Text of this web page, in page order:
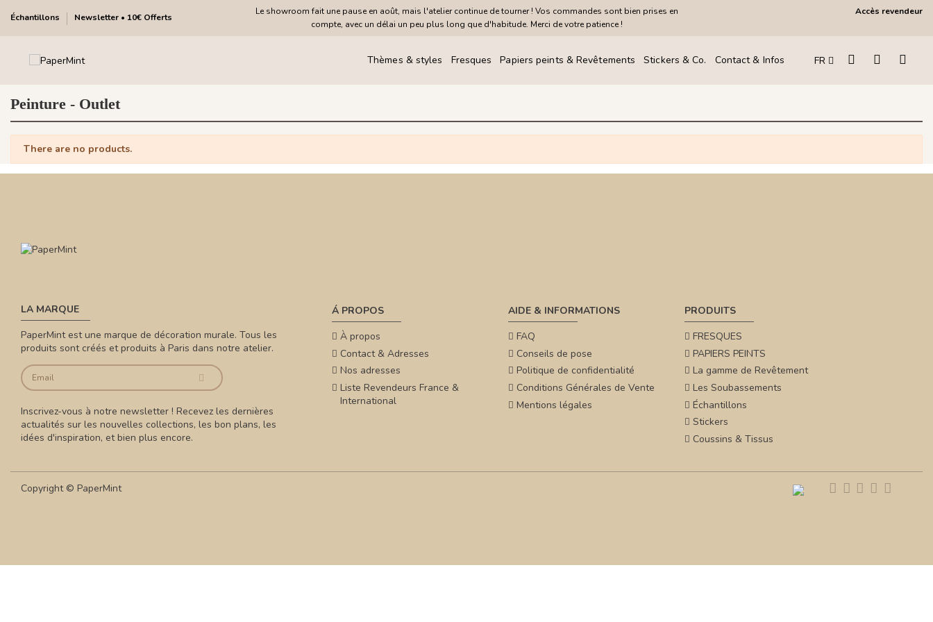
Échantillons Newsletter • 10€ Offerts
Le showroom fait une pause en août, mais l'atelier continue de tourner ! Vos commandes sont bien prises en
compte, avec un délai un peu plus long que d'habitude. Merci de votre patience !
Accès revendeur
Thèmes & styles Fresques Papiers peints & Revêtements Stickers & Co. Contact & Infos FR
Peinture - Outlet
There are no products.
LA MARQUE
PaperMint est une marque de décoration murale. Tous les
produits sont créés et produits à Paris dans notre atelier.
Inscrivez-vous à notre newsletter ! Recevez les dernières
actualités sur les nouvelles collections, les bon plans, les
idées d'inspiration, et bien plus encore.
Á PROPOS
À propos
Contact & Adresses
Nos adresses
Liste Revendeurs France &
International
AIDE & INFORMATIONS
FAQ
Conseils de pose
Politique de confidentialité
Conditions Générales de Vente
Mentions légales
PRODUITS
FRESQUES
PAPIERS PEINTS
La gamme de Revêtement
Les Soubassements
Échantillons
Stickers
Coussins & Tissus
Copyright © PaperMint